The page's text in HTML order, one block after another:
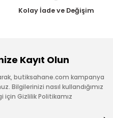
Kolay İade ve Değişim
Kayıt Olun
butiksahane.com kampanya
Bilgilerinizi nasıl kullandığımız
için Gizlilik Politikamız